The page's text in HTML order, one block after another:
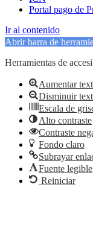
Portal pago de
Ir al contenido
Abrir barra de
Herramientas de
Aumentar
Disminuir
Escala de
Alto contraste
Contraste
Fondo claro
Subrayar
Fuente legible
Reiniciar